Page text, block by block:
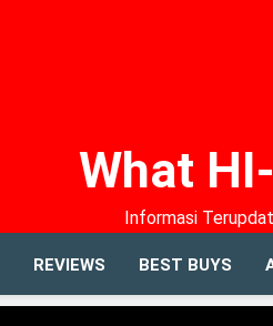
What
Informasi
REVIEWS BEST BUYS